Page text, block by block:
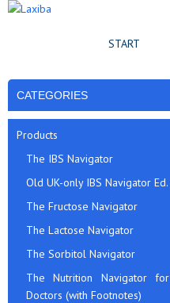
START
CATEGORIES
Products
The IBS Navigator
Old UK-only IBS Navigator Ed.
The Fructose Navigator
The Lactose Navigator
The Sorbitol Navigator
The Nutrition Navigator for
Doctors (with Footnotes)